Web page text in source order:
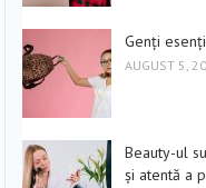
Genți
AUGUST 5,
Beauty-ul
și atentă a